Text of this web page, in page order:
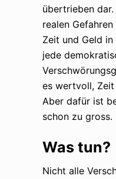
übertrieben
realen
Zeit und Geld
jede
es wertvoll, Zeit
Aber dafür ist
schon zu gross.
Was tun?
Nicht alle